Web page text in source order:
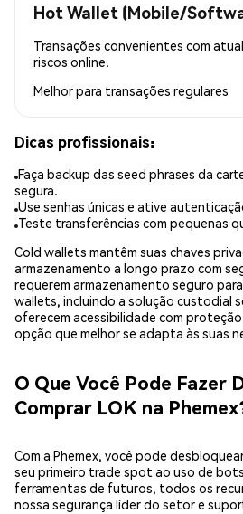
Hot Wallet (Mobile/
Transações convenientes com
riscos online.
Melhor para transações regulares
Dicas profissionais:
Faça backup das seed phrases da
segura.
Use senhas únicas e ative
Teste transferências com pequenas
Cold wallets mantêm suas chaves
armazenamento a longo prazo com
requerem armazenamento seguro
wallets, incluindo a solução custodial
oferecem acessibilidade com
opção que melhor se adapta às suas
O Que Você Pode Fazer
Comprar LOK na
Com a Phemex, você pode
seu primeiro trade spot ao uso de
ferramentas de futuros, todos os
nossa segurança líder do setor e